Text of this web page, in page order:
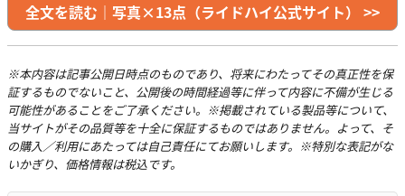
全文を読む｜写真×13点（ライドハイ公式サイト） >>
※本内容は記事公開日時点のものであり、将来にわたってその真正性を保
証するものでないこと、公開後の時間経過等に伴って内容に不備が生じる
可能性があることをご了承ください。※掲載されている製品等について、
当サイトがその品質等を十全に保証するものではありません。よって、そ
の購入／利用にあたっては自己責任にてお願いします。※特別な表記がな
いかぎり、価格情報は税込です。